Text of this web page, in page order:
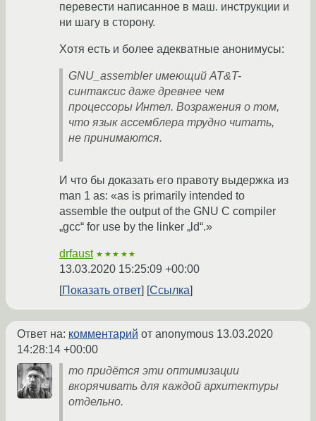
перевести написанное в маш. инструкции и
ни шагу в сторону.
Хотя есть и более адекватные анонимусы:
GNU_assembler имеющий AT&T-
синтаксис даже древнее чем
процессоры Интел. Возражения о том,
что язык ассемблера трудно читать,
не принимаются.
И что бы доказать его правоту выдержка из
man 1 as: «as is primarily intended to
assemble the output of the GNU C compiler
„gcc“ for use by the linker „ld“.»
drfaust ★★★★★
13.03.2020 15:25:09 +00:00
Показать ответ
Ссылка
Ответ на: комментарий от anonymous 13.03.2020
14:28:14 +00:00
то придётся эти оптимизации
вкорячивать для каждой архитектуры
отдельно.